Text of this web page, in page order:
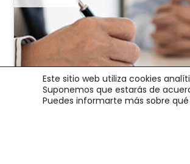
Este sitio web utiliza cookies
Suponemos que estarás de
Puedes informarte más sobre